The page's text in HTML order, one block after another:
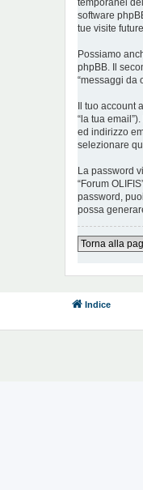
temporanei
software
tue visite
Possiamo
phpBB. Il
“messaggi da
Il tuo
“la tua
ed indirizzo
selezionare
La password
“Forum
password,
possa
Torna alla
Indice